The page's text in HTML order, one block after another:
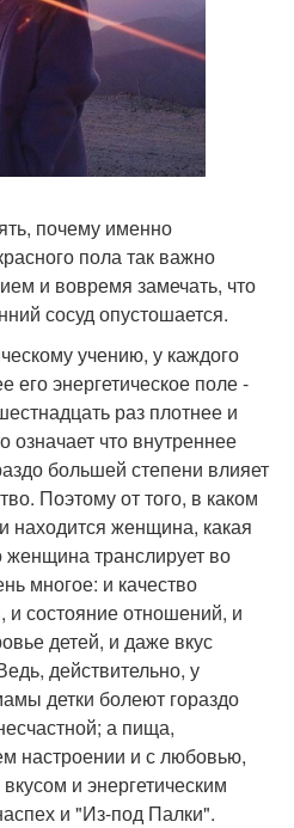
почему именно
пола так важно
и вовремя замечать, что
сосуд опустошается.
учению, у каждого
его энергетическое поле -
раз плотнее и
означает что внутреннее
большей степени влияет
Поэтому от того, в каком
находится женщина, какая
женщина транслирует во
многое: и качество
состояние отношений, и
детей, и даже вкус
действительно, у
детки болеют гораздо
а пища,
настроении и с любовью,
и энергетическим
и "Из-под Палки".